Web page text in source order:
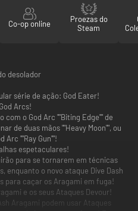
Co-op online
Proezas do
Steam
desolador
série de ação: God Eater!
Arcs!
o God Arc ""Biting Edge"" de
de duas mãos ""Heavy Moon"", ou
Arc ""Ray Gun""!
espetaculares!
para se tornarem em técnicas
enquanto o novo ataque Dive Dash
para caçar os Aragami em fuga!
e os seus Ataques Devour!
Aragami podem usar Ataques